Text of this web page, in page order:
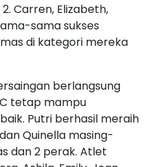
Carren, Elizabeth,
sama sukses
di kategori mereka
berlangsung
tetap mampu
Putri berhasil meraih
Quinella masing-
dan 2 perak. Atlet